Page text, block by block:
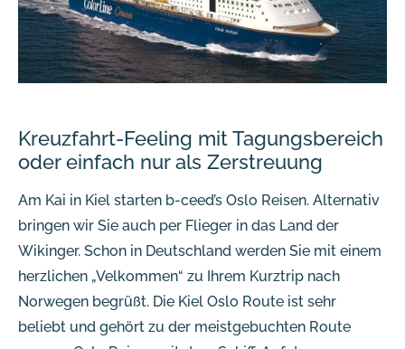
Kreuzfahrt-Feeling mit Tagungsbereich
oder einfach nur als Zerstreuung
Am Kai in Kiel starten b-ceed’s Oslo Reisen. Alternativ
bringen wir Sie auch per Flieger in das Land der
Wikinger. Schon in Deutschland werden Sie mit einem
herzlichen „Velkommen“ zu Ihrem Kurztrip nach
Norwegen begrüßt. Die Kiel Oslo Route ist sehr
beliebt und gehört zu der meistgebuchten Route